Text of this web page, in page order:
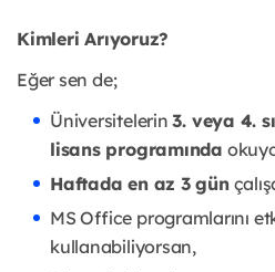
Kimleri Arıyoruz?
Eğer sen de;
Üniversitelerin3. veya 4.
lisans programında
Haftada en az 3 gün
MS Office programlarını
kullanabiliyorsan,